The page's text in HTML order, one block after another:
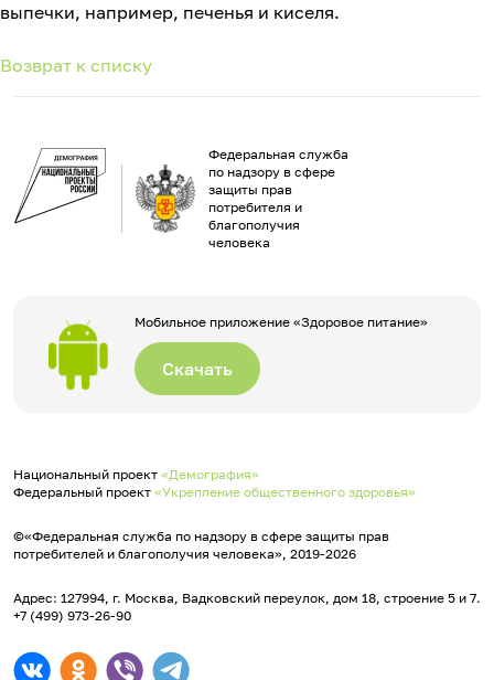
выпечки, например, печенья и киселя.
Возврат к списку
Федеральная служба
по надзору в сфере
защиты прав
потребителя и
благополучия
человека
Мобильное приложение «Здоровое питание»
Скачать
Национальный проект «Демография»
Федеральный проект «Укрепление общественного здоровья»
©«Федеральная служба по надзору в сфере защиты прав
потребителей и благополучия человека», 2019-2026
Адрес: 127994, г. Москва, Вадковский переулок, дом 18, строение 5 и 7.
+7 (499) 973-26-90